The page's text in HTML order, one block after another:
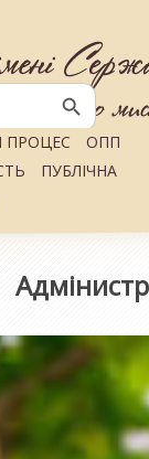
Search Button
ПРОЦЕС
ОПП
ПУБЛІЧНА